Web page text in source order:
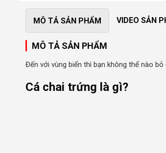
MÔ TẢ SẢN PHẨM VIDEO SẢN
MÔ TẢ SẢN PHẨM
Đến với vùng biển thì bạn không thể nào
Cá chai trứng là gì?